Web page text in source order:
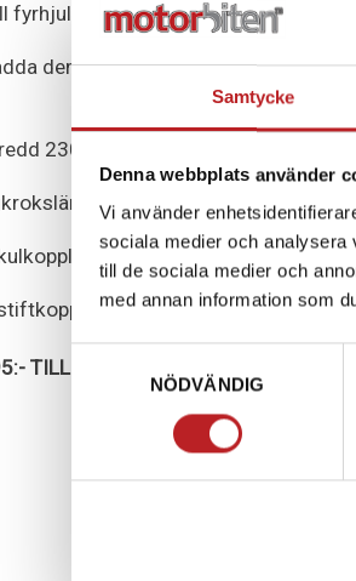
Samtycke
Denna webbplats använder
Vi använder
sociala medier och analysera
till de sociala medier och
med annan information som
NÖDVÄNDIG
fyrhjuling eller snöskoter
den med ballastvikt (tex
230mm.
för användning av ATV/
för snöskotrar och små
TILLKOMMER PGA SKRYMMANDE